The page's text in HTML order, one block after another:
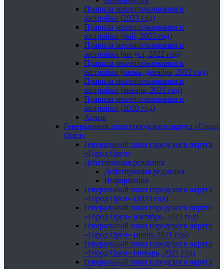
Правила землепользования и
застройки (2023 год)
Правила землепользования и
застройки (май, 2023 год)
Правила землепользования и
застройки (август, 2022 год)
Правила землепользования и
застройки (июнь, декабрь, 2021 год)
Правила землепользования и
застройки (январь, 2021 год)
Правила землепользования и
застройки (2020 год)
Архив
Генеральный план городского округа «Город
Орел»
Генеральный план городского округа
«Город Орел»
Действующая редакция
Действующая редакция
Информация
Генеральный план городского округа
«Город Орел» (2023 год)
Генеральный план городского округа
«Город Орел» (октябрь, 2022 год)
Генеральный план городского округа
«Город Орел» (июнь 2021 год)
Генеральный план городского округа
«Город Орел» (январь, 2021 год)
Генеральный план городского округа